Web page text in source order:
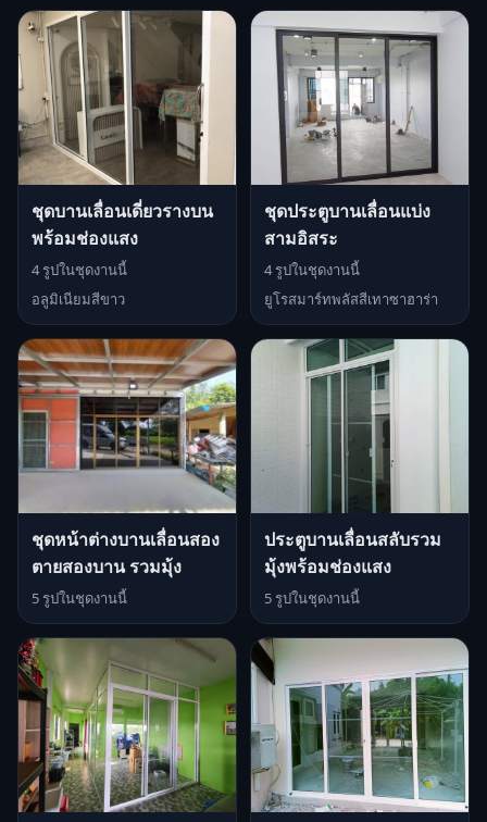
ชุดบานเลื่อนเดี่ยวรางบน
พร้อมช่องแสง
4 รูปในชุดงานนี้
อลูมิเนียมสีขาว
ชุดประตูบานเลื่อนแบ่ง
สามอิสระ
4 รูปในชุดงานนี้
ยูโรสมาร์ทพลัสสีเทาซาฮาร่า
ชุดหน้าต่างบานเลื่อนสอง
ตายสองบาน รวมมุ้ง
5 รูปในชุดงานนี้
ประตูบานเลื่อนสลับรวม
มุ้งพร้อมช่องแสง
5 รูปในชุดงานนี้